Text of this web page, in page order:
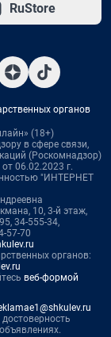
RuStore
органов
(18+)
в сфере связи,
(Роскомнадзор)
06.02.2023 г.
"ИНТЕРНЕТ
10, 3-й этаж,
34-555-34,
57-70
органов:
веб-формой